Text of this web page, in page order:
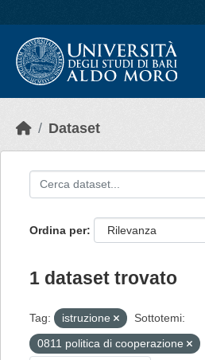
Dataset
Ordina per
1 dataset trovato
Tag: istruzione
Sottotemi:
0811 politica di cooperazione